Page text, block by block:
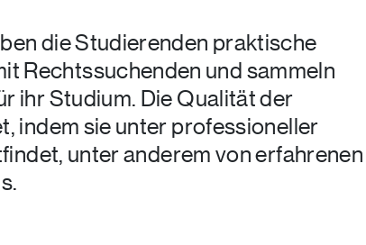
die Studierenden praktische
Rechtssuchenden und sammeln
ihr Studium. Die Qualität der
indem sie unter professioneller
unter anderem von erfahrenen